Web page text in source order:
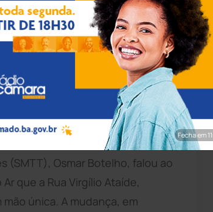
diretamente o trânsito nas
garantir a fluidez no tráfego de
(SMTT), Osmar Botelho, falou ao
que a Rua Virgílio Ataíde,
única. A mudança, em
Fecha em